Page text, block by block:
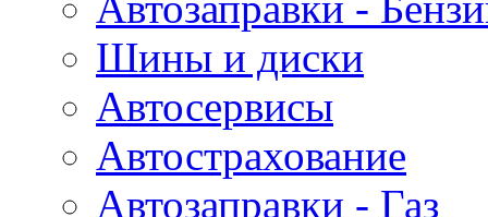
Шины и диски
Автосервисы
Автострахование
Автозаправки - Газ